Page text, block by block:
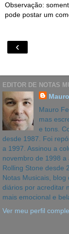
Observação:
pode postar um
‹
EDITOR DE NOTAS
Mauro
mas
e tons.
desde 1987. Foi
a 1997. Assinou a
novembro de 1998
Rolling Stone desde
Notas Musicais,
diários por acreditar
mais emocional e
Ver meu perfil